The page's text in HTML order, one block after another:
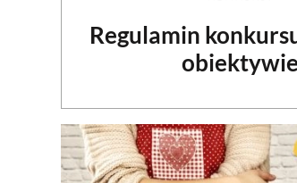
Regulamin
obiektywie